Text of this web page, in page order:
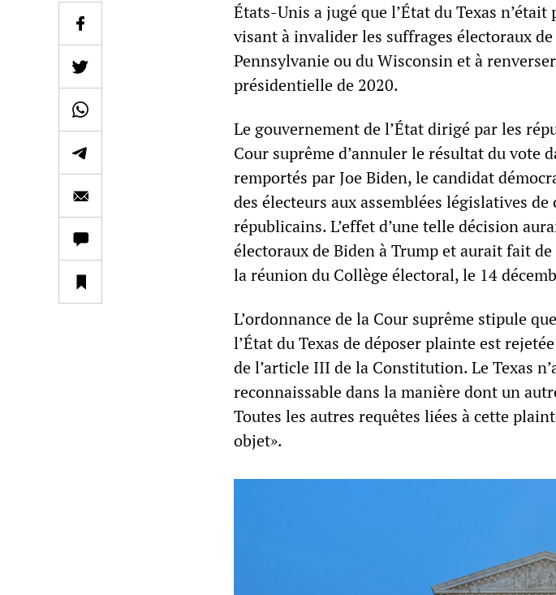
États-Unis a jugé que l’État du Texas
visant à invalider les suffrages électoraux
Pennsylvanie ou du Wisconsin et à
présidentielle de 2020.
Le gouvernement de l’État dirigé par les
Cour suprême d’annuler le résultat du vote
remportés par Joe Biden, le candidat
des électeurs aux assemblées législatives
républicains. L’effet d’une telle décision
électoraux de Biden à Trump et aurait fait
la réunion du Collège électoral, le 14
L’ordonnance de la Cour suprême stipule
l’État du Texas de déposer plainte est
de l’article III de la Constitution. Le Texas
reconnaissable dans la manière dont un
Toutes les autres requêtes liées à cette
objet».